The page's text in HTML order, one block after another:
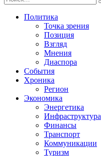
Политика
Точка зрения
Позиция
Взгляд
Мнения
Диаспора
События
Хроника
Регион
Экономика
Энергетика
Инфраструктура
Финансы
Транспорт
Коммуникации
Туризм